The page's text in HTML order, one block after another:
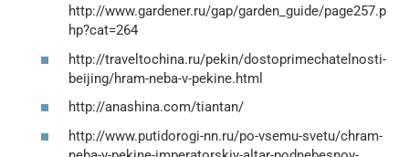
http://www.gardener.ru/gap/garden_guide/page257.p
hp?cat=264
http://traveltochina.ru/pekin/dostoprimechatelnosti-
beijing/hram-neba-v-pekine.html
http://anashina.com/tiantan/
http://www.putidorogi-nn.ru/po-vsemu-svetu/chram-